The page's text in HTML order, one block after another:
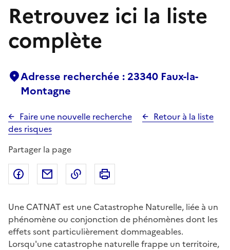
Retrouvez ici la liste
complète
Adresse recherchée : 23340 Faux-la-
Montagne
Faire une nouvelle recherche
Retour à la liste
des risques
Partager la page
Partager sur Facebook
Partager par emailCopier dans le presse-papier
Une CATNAT est une Catastrophe Naturelle, liée à un
phénomène ou conjonction de phénomènes dont les
effets sont particulièrement dommageables.
Lorsqu'une catastrophe naturelle frappe un territoire,